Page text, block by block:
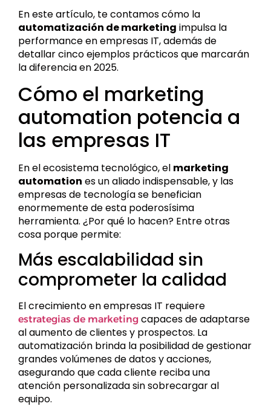
En este artículo, te contamos cómo la
automatización de marketing impulsa la
performance en empresas IT, además de
detallar cinco ejemplos prácticos que marcarán
la diferencia en 2025.
Cómo el marketing
automation potencia a
las empresas IT
En el ecosistema tecnológico, el marketing
automation es un aliado indispensable, y las
empresas de tecnología se benefician
enormemente de esta poderosísima
herramienta. ¿Por qué lo hacen? Entre otras
cosa porque permite:
Más escalabilidad sin
comprometer la calidad
El crecimiento en empresas IT requiere
estrategias de marketing capaces de adaptarse
al aumento de clientes y prospectos. La
automatización brinda la posibilidad de gestionar
grandes volúmenes de datos y acciones,
asegurando que cada cliente reciba una
atención personalizada sin sobrecargar al
equipo.